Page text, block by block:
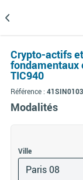
Crypto-actifs
fondamentaux
TIC940
Référence :
Modalités
Ville
Paris 08